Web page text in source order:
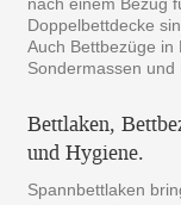
Doppelbettdecke
Auch Bettbezüge in
Sondermassen und
Bettlaken,
und Hygiene.
Spannbettlaken